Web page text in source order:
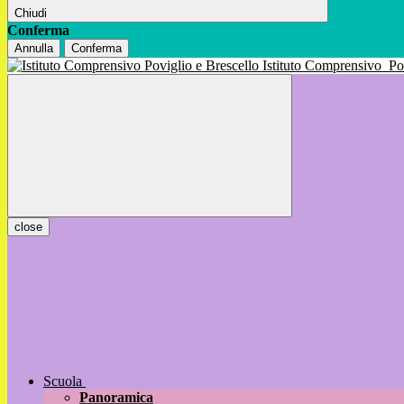
Chiudi
Conferma
Annulla Conferma
Istituto Comprensivo
close
Scuola
Panoramica